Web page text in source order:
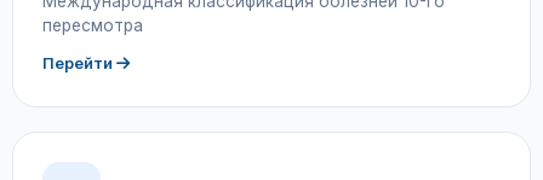
пересмотра
Перейти